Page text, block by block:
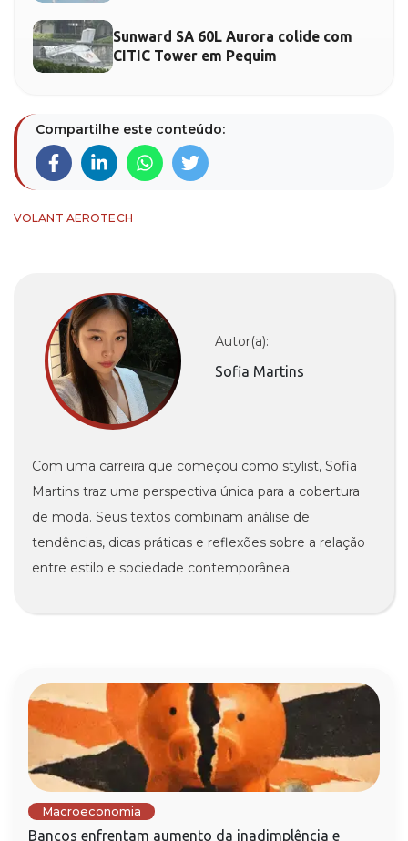
Sunward SA 60L Aurora colide com
CITIC Tower em Pequim
Compartilhe este conteúdo:
VOLANT AEROTECH
Autor(a):
Sofia Martins
Com uma carreira que começou como stylist, Sofia
Martins traz uma perspectiva única para a cobertura
de moda. Seus textos combinam análise de
tendências, dicas práticas e reflexões sobre a relação
entre estilo e sociedade contemporânea.
Macroeconomia
Bancos enfrentam aumento da inadimplência e